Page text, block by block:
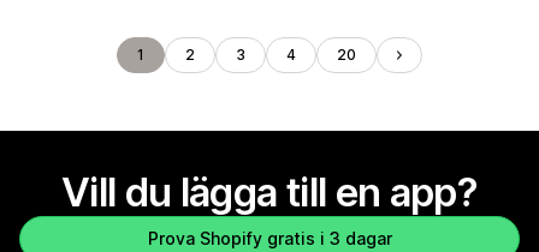
1 2 3 4 20
Vill du lägga till en app?
Prova Shopify gratis i 3 dagar